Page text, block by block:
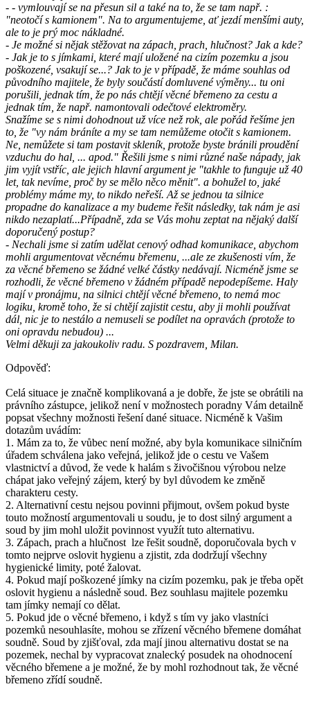
- - vymlouvají se na přesun sil a také na to, že se tam např. :
"neotočí s kamionem". Na to argumentujeme, ať jezdí menšími auty,
ale to je prý moc nákladné.
- Je možné si nějak stěžovat na zápach, prach, hlučnost? Jak a kde?
- Jak je to s jímkami, které mají uložené na cizím pozemku a jsou
poškozené, vsakují se...? Jak to je v případě, že máme souhlas od
původního majitele, že byly součástí domluvené výměny... tu oni
porušili, jednak tím, že po nás chtějí věcné břemeno za cestu a
jednak tím, že např. namontovali odečtové elektroměry.
Snažíme se s nimi dohodnout už více než rok, ale pořád řešíme jen
to, že "vy nám bráníte a my se tam nemůžeme otočit s kamionem.
Ne, nemůžete si tam postavit skleník, protože byste bránili proudění
vzduchu do hal, ... apod." Řešili jsme s nimi různé naše nápady, jak
jim vyjít vstříc, ale jejich hlavní argument je "takhle to funguje už 40
let, tak nevíme, proč by se mělo něco měnit". a bohužel to, jaké
problémy máme my, to nikdo neřeší. Až se jednou ta silnice
propadne do kanalizace a my budeme řešit následky, tak nám je asi
nikdo nezaplatí...Případně, zda se Vás mohu zeptat na nějaký další
doporučený postup?
- Nechali jsme si zatím udělat cenový odhad komunikace, abychom
mohli argumentovat věcnému břemenu, ...ale ze zkušenosti vím, že
za věcné břemeno se žádné velké částky nedávají. Nicméně jsme se
rozhodli, že věcné břemeno v žádném případě nepodepíšeme. Haly
mají v pronájmu, na silnici chtějí věcné břemeno, to nemá moc
logiku, kromě toho, že si chtějí zajistit cestu, aby ji mohli používat
dál, nic je to nestálo a nemuseli se podílet na opravách (protože to
oni opravdu nebudou) ...
Velmi děkuji za jakoukoliv radu. S pozdravem, Milan.
Odpověď:
Celá situace je značně komplikovaná a je dobře, že jste se obrátili na
právního zástupce, jelikož není v možnostech poradny Vám detailně
popsat všechny možnosti řešení dané situace. Nicméně k Vašim
dotazům uvádím:
1. Mám za to, že vůbec není možné, aby byla komunikace silničním
úřadem schválena jako veřejná, jelikož jde o cestu ve Vašem
vlastnictví a důvod, že vede k halám s živočišnou výrobou nelze
chápat jako veřejný zájem, který by byl důvodem ke změně
charakteru cesty.
2. Alternativní cestu nejsou povinni přijmout, ovšem pokud byste
touto možností argumentovali u soudu, je to dost silný argument a
soud by jim mohl uložit povinnost využít tuto alternativu.
3. Zápach, prach a hlučnost lze řešit soudně, doporučovala bych v
tomto nejprve oslovit hygienu a zjistit, zda dodržují všechny
hygienické limity, poté žalovat.
4. Pokud mají poškozené jímky na cizím pozemku, pak je třeba opět
oslovit hygienu a následně soud. Bez souhlasu majitele pozemku
tam jímky nemají co dělat.
5. Pokud jde o věcné břemeno, i když s tím vy jako vlastníci
pozemků nesouhlasíte, mohou se zřízení věcného břemene domáhat
soudně. Soud by zjišťoval, zda mají jinou alternativu dostat se na
pozemek, nechal by vypracovat znalecký posudek na ohodnocení
věcného břemene a je možné, že by mohl rozhodnout tak, že věcné
břemeno zřídí soudně.